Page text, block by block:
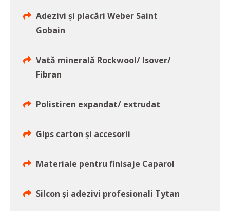
Adezivi și placări Weber Saint
Gobain
Vată minerală Rockwool/ Isover/
Fibran
Polistiren expandat/ extrudat
Gips carton și accesorii
Materiale pentru finisaje Caparol
Silcon și adezivi profesionali Tytan